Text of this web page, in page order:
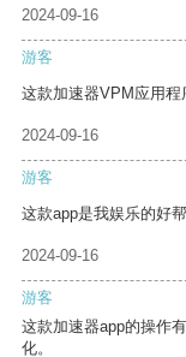
2024-09-16
游客
这款加速器VPM应用程
2024-09-16
游客
这款app是我娱乐的好
2024-09-16
游客
这款加速器app的操作
化。